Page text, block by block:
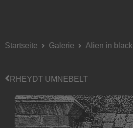
Startseite Galerie Alien in black
RHEYDT UMNEBELT